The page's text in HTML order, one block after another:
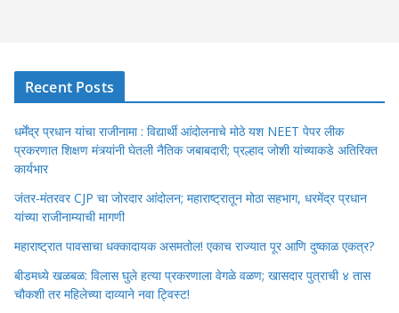
Recent Posts
धर्मेंद्र प्रधान यांचा राजीनामा : विद्यार्थी आंदोलनाचे मोठे यश NEET पेपर लीक
प्रकरणात शिक्षण मंत्र्यांनी घेतली नैतिक जबाबदारी; प्रल्हाद जोशी यांच्याकडे अतिरिक्त
कार्यभार
जंतर-मंतरवर CJP चा जोरदार आंदोलन; महाराष्ट्रातून मोठा सहभाग, धरमेंद्र प्रधान
यांच्या राजीनाम्याची मागणी
महाराष्ट्रात पावसाचा धक्कादायक असमतोल! एकाच राज्यात पूर आणि दुष्काळ एकत्र?
बीडमध्ये खळबळ: विलास घुले हत्या प्रकरणाला वेगळे वळण; खासदार पुत्राची ४ तास
चौकशी तर महिलेच्या दाव्याने नवा ट्विस्ट!